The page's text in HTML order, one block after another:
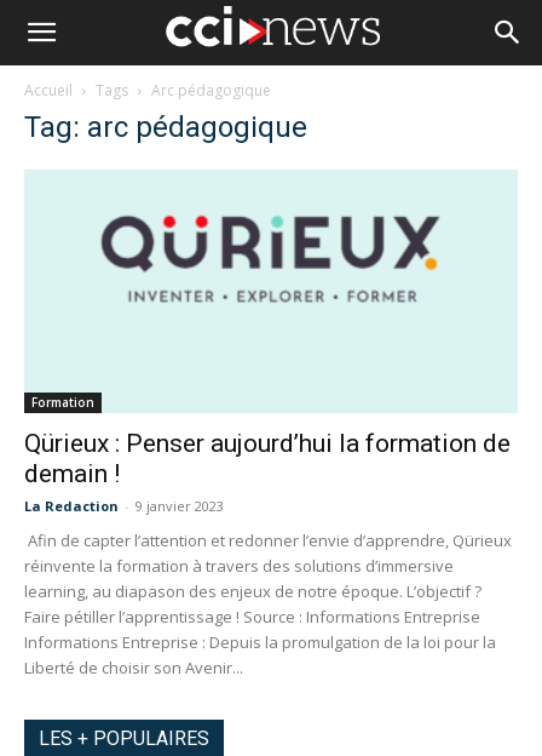
Accueil Tags Arc pédagogique
Tag: arc pédagogique
Formation
Qürieux : Penser aujourd’hui la formation de
demain !
La Redaction - 9 janvier 2023
Afin de capter l’attention et redonner l’envie d’apprendre, Qürieux
réinvente la formation à travers des solutions d’immersive
learning, au diapason des enjeux de notre époque. L’objectif ?
Faire pétiller l’apprentissage ! Source : Informations Entreprise
Informations Entreprise : Depuis la promulgation de la loi pour la
Liberté de choisir son Avenir...
LES + POPULAIRES